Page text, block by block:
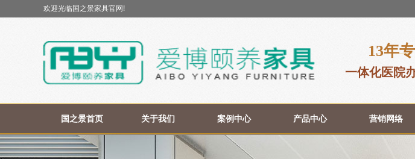
欢迎光临国之景家具官网!
13年
一体化医院
国之景首页 关于我们 案例中心 产品中心 营销网络